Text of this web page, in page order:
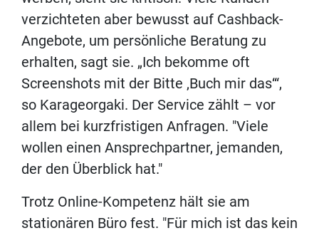
verzichteten aber bewusst auf Cashback-
Angebote, um persönliche Beratung zu
erhalten, sagt sie. „Ich bekomme oft
Screenshots mit der Bitte ‚Buch mir das‘“,
so Karageorgaki. Der Service zählt – vor
allem bei kurzfristigen Anfragen. "Viele
wollen einen Ansprechpartner, jemanden,
der den Überblick hat."
Trotz Online-Kompetenz hält sie am
stationären Büro fest. "Für mich ist das kein